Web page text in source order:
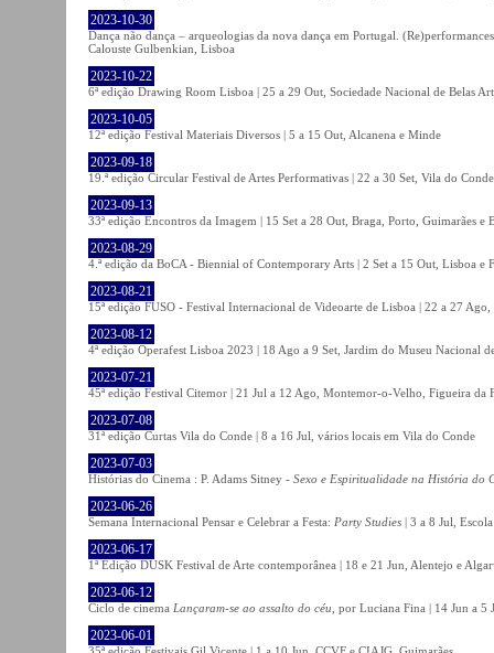
2023-10-30
Dança não dança – arqueologias da nova dança em Portugal.
Calouste Gulbenkian, Lisboa
2023-10-22
6ª edição Drawing Room Lisboa | 25 a 29 Out, Sociedade Nacional de Belas
2023-10-05
12ª edição Festival Materiais Diversos | 5 a 15 Out, Alcanena e Minde
2023-09-18
19.ª edição Circular Festival de Artes Performativas | 22 a 30 Set, Vila do Conde
2023-09-13
33ª edição Encontros da Imagem | 15 Set a 28 Out, Braga, Porto, Guimarães e
2023-08-29
4.ª edição da BoCA - Biennial of Contemporary Arts | 2 Set a 15 Out, Lisboa e
2023-08-21
15ª edição FUSO - Festival Internacional de Videoarte de Lisboa | 22 a 27
2023-08-12
4ª edição Operafest Lisboa 2023 | 18 Ago a 9 Set, Jardim do Museu Nacional
2023-07-21
45ª edição Festival Citemor | 21 Jul a 12 Ago, Montemor-o-Velho, Figueira da
2023-07-08
31ª edição Curtas Vila do Conde | 8 a 16 Jul, vários locais em Vila do Conde
2023-07-03
Histórias do Cinema : P. Adams Sitney - Sexo e Espiritualidade na História do
2023-06-26
Semana Internacional Pensar e Celebrar a Festa: Party Studies | 3 a 8 Jul,
2023-06-17
1ª Edição DUSK Festival de Arte contemporânea | 18 e 21 Jun, Alentejo e
2023-06-12
Ciclo de cinema Lançaram-se ao assalto do céu , por Luciana Fina | 14 Jun a 5
2023-06-01